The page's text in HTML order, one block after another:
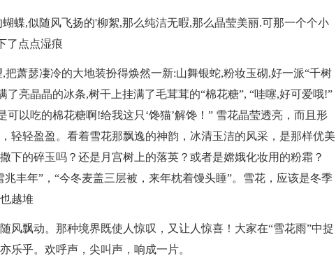
蝶,似随风飞扬的'柳絮,那么纯洁无暇,那么晶莹美丽.可那一个个小
了点点湿痕
萧瑟凄冷的大地装扮得焕然一新:山舞银蛇,粉妆玉砌,好一派“千树
了亮晶晶的冰条,树干上挂满了毛茸茸的“棉花糖”, “哇噻,好可爱哦!”
可以吃的棉花糖啊!给我这只‘馋猫’解馋！” 雪花晶莹透亮，而且形
轻轻盈盈。看着雪花那飘逸的神韵，冰清玉洁的风采，是那样优美
下的碎玉吗？还是月宫树上的落英？或者是嫦娥化妆用的粉霜？
丰年”，“今冬麦盖三层被，来年枕着馒头睡”。雪花，应该是冬季
越堆
风飘动。那种境界既使人惊叹，又让人惊喜！大家在“雪花雨”中捉
乐乎。欢呼声，尖叫声，响成一片。